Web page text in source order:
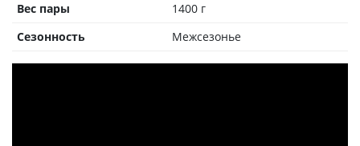
Вес пары
1400 г
Сезонность
Межсезонье